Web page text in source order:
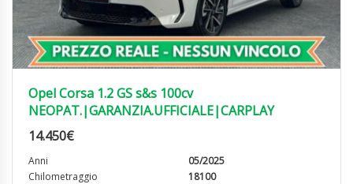
Opel Corsa 1.2 GS s&s 100cv
NEOPAT.|GARANZIA.UFFICIALE|CARPLAY
14.450€
Anni
05/2025
Chilometraggio
18100